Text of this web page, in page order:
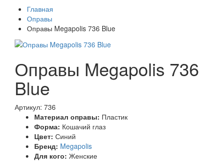
Главная
Оправы
Оправы Megapolis 736 Blue
Оправы Megapolis 736
Blue
Артикул: 736
Материал оправы: Пластик
Форма: Кошачий глаз
Цвет: Синий
Бренд: Megapolis
Для кого: Женские